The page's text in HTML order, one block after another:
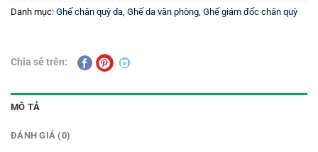
Danh mục: Ghế chân quỳ da Ghế da văn phòng Ghế giám đốc chân quỳ
Chia sẻ trên:
MÔ TẢ
ĐÁNH GIÁ (0)